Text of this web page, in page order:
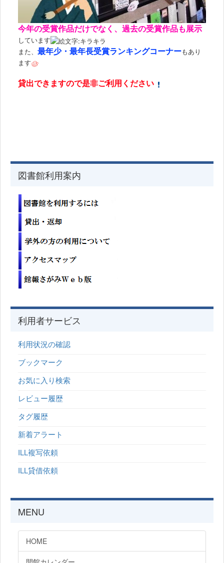
今年の受賞作品だけでなく、過去の受賞作品も展示
しています
また、 最年少・最年長受賞ランキングコーナーもあり
ます
貸出できますので是非ご利用ください
図書館利用案内
利用者サービス
利用状況の確認
ブックマーク
お気に入り検索
レビュー履歴
タグ履歴
新着アラート
ILL複写依頼
ILL貸借依頼
MENU
HOME